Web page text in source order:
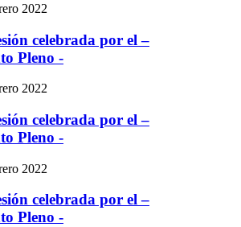
2022
celebrada por el –
Pleno -
2022
celebrada por el –
Pleno -
2022
celebrada por el –
Pleno -